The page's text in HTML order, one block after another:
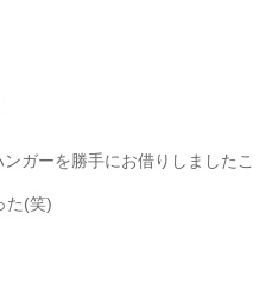
ガーを勝手にお借りしましたこ
た(笑)